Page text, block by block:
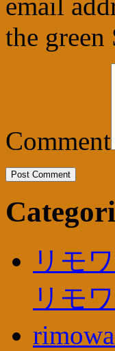
the
Comment
リモ
リモ